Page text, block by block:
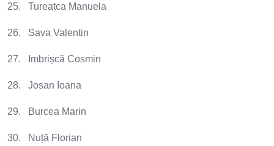
25. Tureatca Manuela
26. Sava Valentin
27. Imbrișcă Cosmin
28. Josan Ioana
29. Burcea Marin
30. Nuță Florian